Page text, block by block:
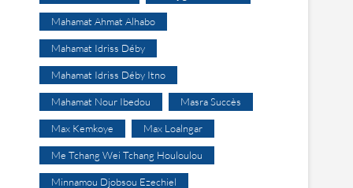
Mahamat Ahmat Alhabo
Mahamat Idriss Déby
Mahamat Idriss Déby Itno
Mahamat Nour Ibedou Masra Succès
Max Kemkoye Max Loalngar
Me Tchang Wei Tchang Houloulou
Minnamou Djobsou Ezechiel